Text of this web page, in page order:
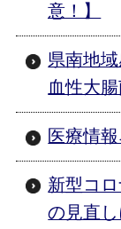
こんにゃく
118号
竹パウダー
意！】
県南地
血性大
医療情
新型コ
の見直